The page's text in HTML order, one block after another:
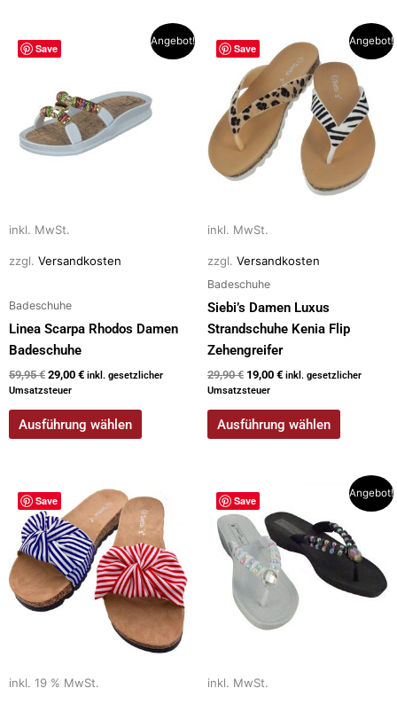
Save
Angebot!
inkl. MwSt.
zzgl. Versandkosten
Badeschuhe
Linea Scarpa Rhodos Damen
Badeschuhe
59,95€
Preis
29,00 € inkl. gesetzlicher
Umsatzsteuer
Ausführung wählen
Dieses
Produkt
mehrere
Varianten
auf.
auf
Produktseite
werden
Save
Angebot!
inkl. MwSt.
zzgl. Versandkosten
Badeschuhe
Siebi’s Damen Luxus
Strandschuhe Kenia Flip
Zehengreifer
29,90€
Preis
war:
29,90 €
19,00 €
Preis
ist:
19,00 €.
inkl. gesetzlicher
Umsatzsteuer
Ausführung wählen
Dieses
Produkt
mehrere
Varianten
auf.
Die
auf
Produktseite
gewählt
werden
Save
inkl. 19 % MwSt.
Save
Angebot!
inkl. MwSt.
Dieses
Produkt
weist
mehrere
Varianten
auf